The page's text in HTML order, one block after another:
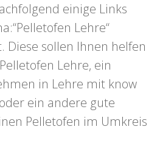
einige Links
Lehre“
Diese sollen Ihnen helfen
Lehre, ein
in Lehre mit know
ein andere gute
Pelletofen im Umkreis